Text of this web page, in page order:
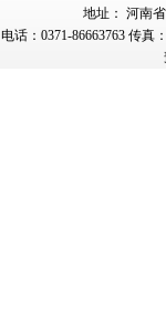
地址： 河南
电话：0371-86663763 传真